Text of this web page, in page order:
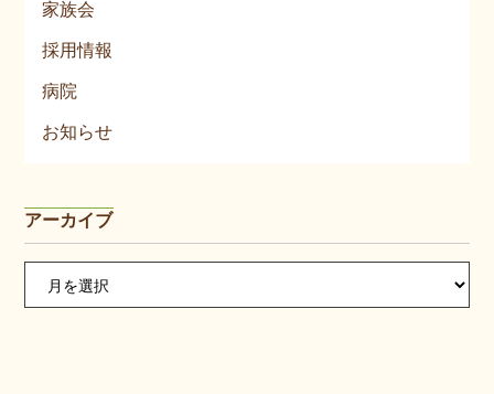
家族会
採用情報
病院
お知らせ
アーカイブ